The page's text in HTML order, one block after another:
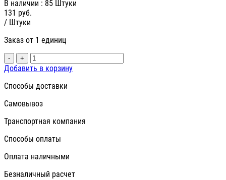
В наличии : 85 Штуки
131 руб.
/ Штуки
Заказ от 1 единиц
- +
Добавить в корзину
Способы доставки
Самовывоз
Транспортная компания
Способы оплаты
Оплата наличными
Безналичный расчет